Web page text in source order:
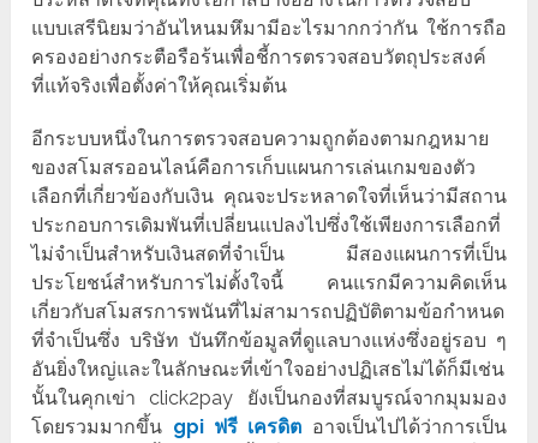
แบบเสรีนิยมว่าอันไหนมหึมามีอะไรมากกว่ากัน ใช้การถือ
ครองอย่างกระตือรือร้นเพื่อชี้การตรวจสอบวัตถุประสงค์
ที่แท้จริงเพื่อตั้งค่าให้คุณเริ่มต้น
อีกระบบหนึ่งในการตรวจสอบความถูกต้องตามกฎหมาย
ของสโมสรออนไลน์คือการเก็บแผนการเล่นเกมของตัว
เลือกที่เกี่ยวข้องกับเงิน คุณจะประหลาดใจที่เห็นว่ามีสถาน
ประกอบการเดิมพันที่เปลี่ยนแปลงไปซึ่งใช้เพียงการเลือกที่
ไม่จำเป็นสำหรับเงินสดที่จำเป็น มีสองแผนการที่เป็น
ประโยชน์สำหรับการไม่ตั้งใจนี้ คนแรกมีความคิดเห็น
เกี่ยวกับสโมสรการพนันที่ไม่สามารถปฏิบัติตามข้อกำหนด
ที่จำเป็นซึ่ง บริษัท บันทึกข้อมูลที่ดูแลบางแห่งซึ่งอยู่รอบ ๆ
อันยิ่งใหญ่และในลักษณะที่เข้าใจอย่างปฏิเสธไม่ได้ก็มีเช่น
นั้นในคุกเข่า click2pay ยังเป็นกองที่สมบูรณ์จากมุมมอง
โดยรวมมากขึ้น gpi ฟรี เครดิต อาจเป็นไปได้ว่าการเป็น